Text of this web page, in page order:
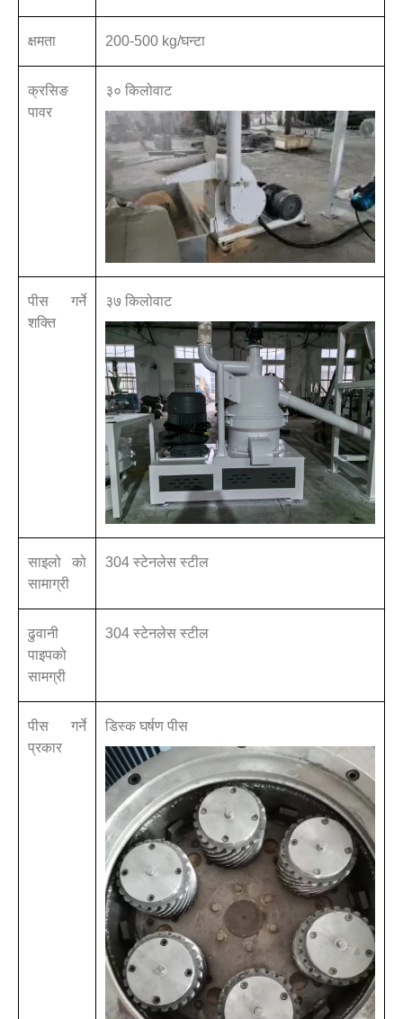
क्षमता 200-500 kg/घन्टा
क्रसिङ
पावर
३० किलोवाट
पीस गर्ने
शक्ति
३७ किलोवाट
साइलो को
सामाग्री
304 स्टेनलेस स्टील
ढुवानी
पाइपको
सामग्री
304 स्टेनलेस स्टील
पीस गर्ने
प्रकार
डिस्क घर्षण पीस